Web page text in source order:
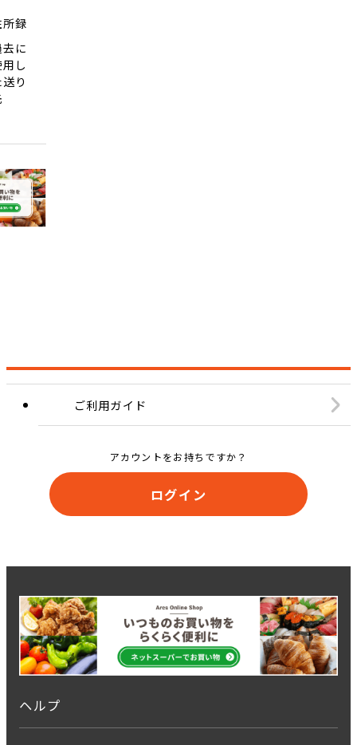
所録
に
し
り
ご利用ガイド
アカウントをお持ちですか？
ログイン
ヘルプ